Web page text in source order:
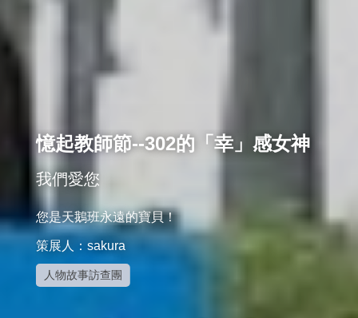
憶起教師節--302的「幸」感女神
我們愛您
您是天鵝班永遠的寶貝！
策展人：sakura
人物故事訪查團